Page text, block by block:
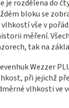
je rozdělena do
bloku se
vše v
měření.
tak na
Wezzer
při jejichž
vlhkosti